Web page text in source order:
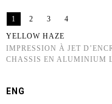
1 2 3 4
YELLOW HAZE
IMPRESSION À JET
CHASSIS EN ALUMINIUM
ENG